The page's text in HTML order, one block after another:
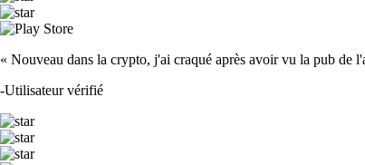
« Nouveau dans la crypto, j'ai craqué après avoir vu la pub de
-Utilisateur vérifié